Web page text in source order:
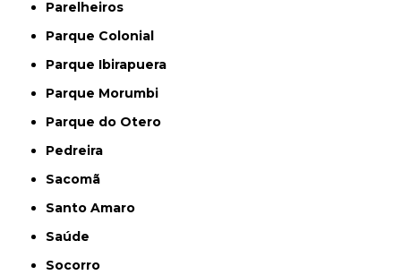
Parelheiros
Parque Colonial
Parque Ibirapuera
Parque Morumbi
Parque do Otero
Pedreira
Sacomã
Santo Amaro
Saúde
Socorro